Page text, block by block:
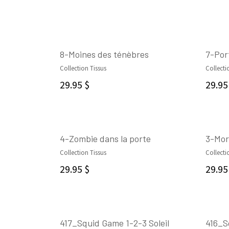
8-Moines des ténèbres
Collection Tissus
29.95 $
7-
4-Zombie dans la porte
Collection Tissus
29.95 $
3-
417_Squid Game 1-2-3 Soleil